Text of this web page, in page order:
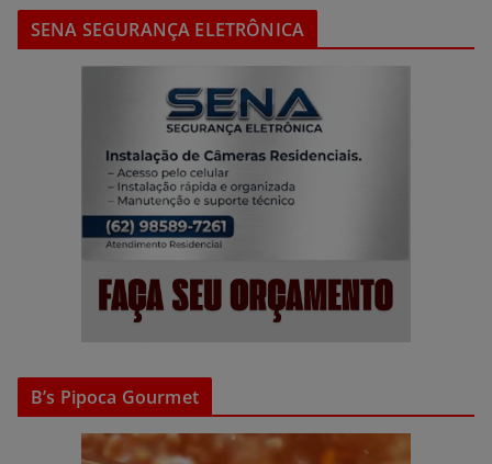
SENA SEGURANÇA ELETRÔNICA
B’s Pipoca Gourmet